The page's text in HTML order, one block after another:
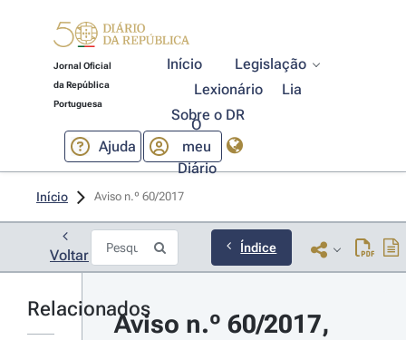
Jornal Oficial
da República
Portuguesa
Início
Legislação
Lexionário
Lia
Sobre o DR
Ajuda
O
meu
Diário
Início Aviso n.º 60/2017
Voltar Índice
Relacionados
Aviso n.º 60/2017,